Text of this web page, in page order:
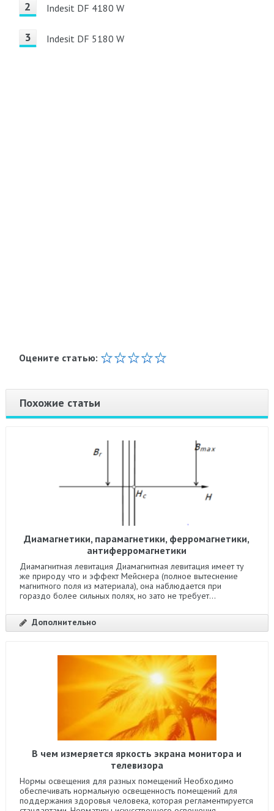
Indesit DF 4180 W
Indesit DF 5180 W
Оцените статью:
Похожие статьи
Диамагнетики, парамагнетики, ферромагнетики,
антиферромагнетики
Диамагнитная левитация Диамагнитная левитация имеет ту
же природу что и эффект Мейснера (полное вытеснение
магнитного поля из материала), она наблюдается при
гораздо более сильных полях, но зато не требует...
Дополнительно
В чем измеряется яркость экрана монитора и
телевизора
Нормы освещения для разных помещений Необходимо
обеспечивать нормальную освещенность помещений для
поддержания здоровья человека, которая регламентируется